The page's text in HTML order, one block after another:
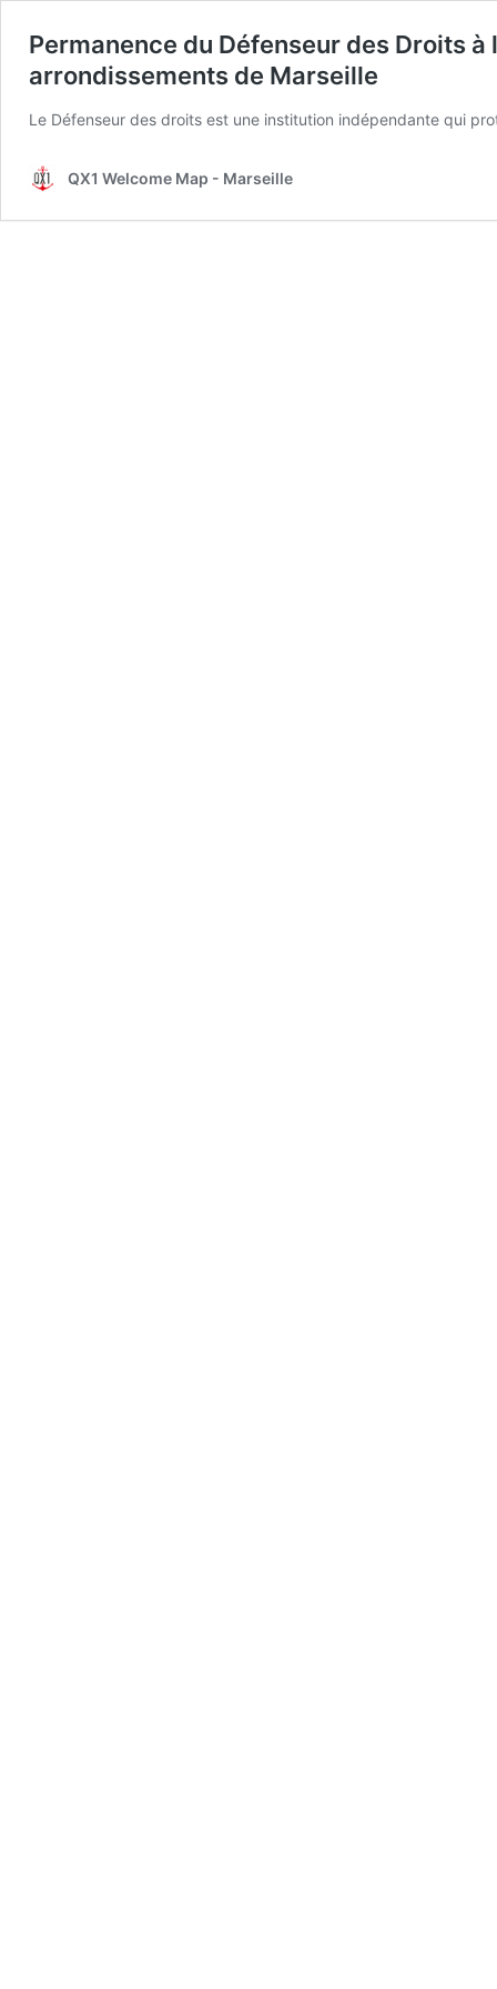
Permanence du Défenseur des Droits à
arrondissements de Marseille
Le Défenseur des droits est une institution indépendante qui
QX1 Welcome Map - Marseille